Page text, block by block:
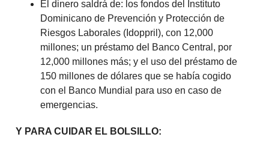
El dinero saldrá de: los fondos del Instituto
Dominicano de Prevención y Protección de
Riesgos Laborales (Idoppril), con 12,000
millones; un préstamo del Banco Central, por
12,000 millones más; y el uso del préstamo de
150 millones de dólares que se había cogido
con el Banco Mundial para uso en caso de
emergencias.
Y PARA CUIDAR EL BOLSILLO: